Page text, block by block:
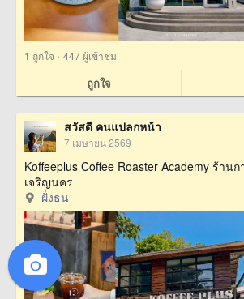
1 ถูกใจ · 447 ผู้เข้าชม
ถูกใจ
สวัสดี คนแปลกหน้า
7 เมษายน 2569
Koffeeplus Coffee Roaster Academy ร้าน
เจริญนคร
ฝั่งธน